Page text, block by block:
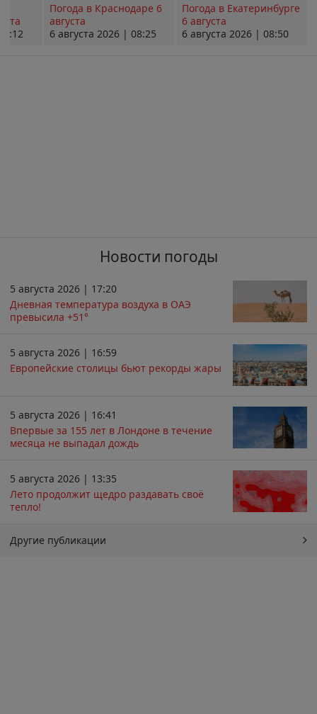
Погода в Краснодаре 6
августа
6 августа 2026 | 08:25
Погода в Екатеринбурге
6 августа
6 августа 2026 | 08:50
Новости погоды
5 августа 2026 | 17:20
Дневная температура воздуха в ОАЭ
превысила +51°
5 августа 2026 | 16:59
Европейские столицы бьют рекорды жары
5 августа 2026 | 16:41
Впервые за 155 лет в Лондоне в течение
месяца не выпадал дождь
5 августа 2026 | 13:35
Лето продолжит щедро раздавать своё
тепло!
Другие публикации